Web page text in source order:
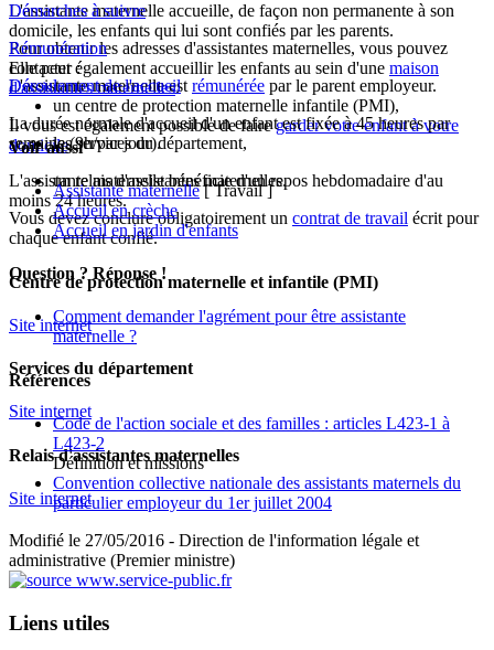
L'assistante maternelle accueille, de façon non permanente à son
domicile, les enfants qui lui sont confiés par les parents.
Elle peut également accueillir les enfants au sein d'une maison
d'assistantes maternelles.
Il vous est également possible de fairegarder votre enfant à votre
domicile.
Démarches à suivre
Pour obtenir les adresses d'assistantes maternelles, vous pouvez
contacter :
un centre de protection maternelle infantile (PMI),
les services du département,
un relais d'assistantes maternelles.
Vous devez conclure obligatoirement un contrat de travail écrit pour
chaque enfant confié.
Centre de protection maternelle et infantile (PMI)
Site internet
Services du département
Site internet
Relais d'assistantes maternelles
Site internet
Rémunération
L'assistante maternelle est rémunérée par le parent employeur.
Déroulement de l'accueil
La durée normale d'accueil d'un enfant est fixée à 45 heures par
semaine (9h/par jour).
L'assistante maternelle bénéficie d'un repos hebdomadaire d'au
moins 24 heures.
Voir aussi
Assistante maternelle[ Travail ]
Accueil en crèche
Accueil en jardin d'enfants
Question ? Réponse !
Comment demander l'agrément pour être assistante
maternelle ?
Références
Code de l'action sociale et des familles : articles L423-1 à
L423-2
Définition et missions
Convention collective nationale des assistants maternels du
particulier employeur du 1er juillet 2004
Modifié le 27/05/2016 - Direction de l'information légale et
administrative (Premier ministre)
Liens utiles